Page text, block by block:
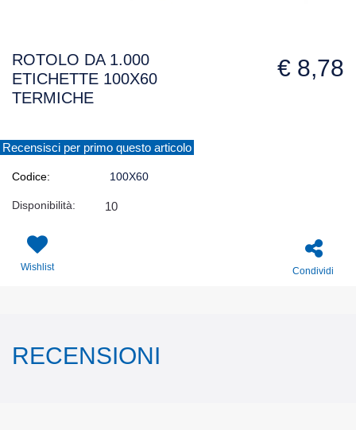
ROTOLO DA 1.000
ETICHETTE 100X60
TERMICHE
€ 8,78
Recensisci per primo questo articolo
Codice: 100X60
Disponibilità: 10
Wishlist Condividi
RECENSIONI